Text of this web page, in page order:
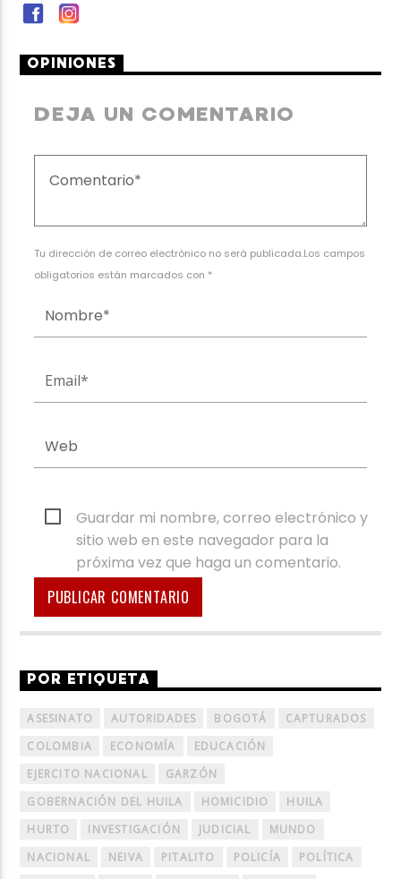
OPINIONES
DEJA UN COMENTARIO
Tu dirección de correo electrónico no será publicada.Los campos
obligatorios están marcados con *
Guardar mi nombre, correo electrónico y
sitio web en este navegador para la
próxima vez que haga un comentario.
POR ETIQUETA
ASESINATO AUTORIDADES BOGOTÁ
CAPTURADOS
COLOMBIA
ECONOMÍA
EDUCACIÓN
EJERCITO NACIONAL
GARZÓN
GOBERNACIÓN DEL HUILA
HOMICIDIO
HUILA
HURTO
INVESTIGACIÓN JUDICIAL
MUNDO
NACIONAL
NEIVA PITALITO POLICÍA
POLÍTICA